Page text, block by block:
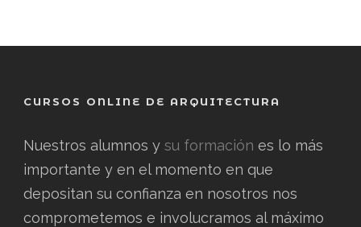
CURSOS ONLINE DE ARQUITECTURA
Nuestros alumnos y su formación es lo más
importante y en el momento en que
depositan su confianza en nosotros nos
comprometemos e involucramos al máximo